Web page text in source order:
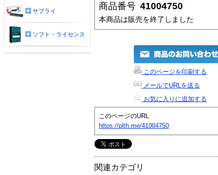
商品番号 41004750
本商品は販売を終了しました
このページを印刷する
メールでURLを送る
お気に入りに追加する
このページのURL
https://plth.me/41004750
関連カテゴリ
サプライ
ソフト・ライセンス